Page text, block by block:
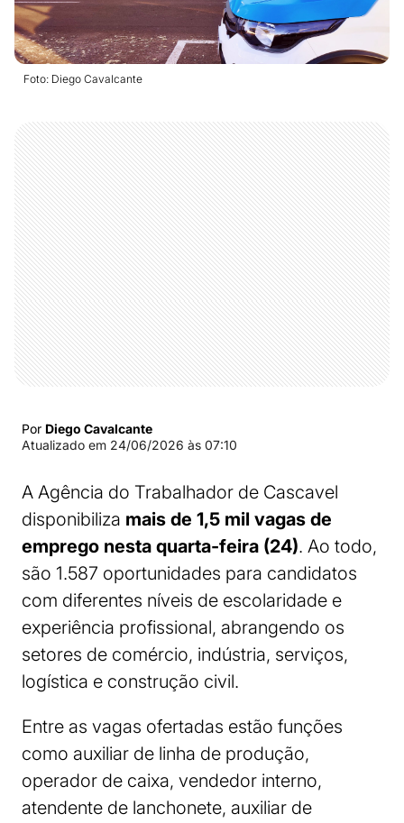
Foto: Diego Cavalcante
Por Diego Cavalcante
Atualizado em 24/06/2026 às 07:10
A Agência do Trabalhador de Cascavel
disponibiliza mais de 1,5 mil vagas de
emprego nesta quarta-feira (24). Ao todo,
são 1.587 oportunidades para candidatos
com diferentes níveis de escolaridade e
experiência profissional, abrangendo os
setores de comércio, indústria, serviços,
logística e construção civil.
Entre as vagas ofertadas estão funções
como auxiliar de linha de produção,
operador de caixa, vendedor interno,
atendente de lanchonete, auxiliar de